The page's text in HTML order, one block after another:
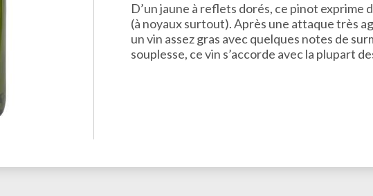
D’un jaune à reflets dorés, ce pinot exprime
(à noyaux surtout). Après une attaque très
un vin assez gras avec quelques notes de
souplesse, ce vin s’accorde avec la plupart